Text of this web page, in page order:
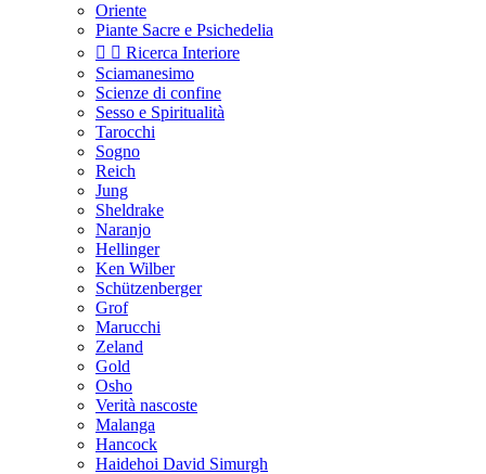
Oriente
Piante Sacre e Psichedelia
  Ricerca Interiore
Sciamanesimo
Scienze di confine
Sesso e Spiritualità
Tarocchi
Sogno
Reich
Jung
Sheldrake
Naranjo
Hellinger
Ken Wilber
Schützenberger
Grof
Marucchi
Zeland
Gold
Osho
Verità nascoste
Malanga
Hancock
Haidehoi David Simurgh